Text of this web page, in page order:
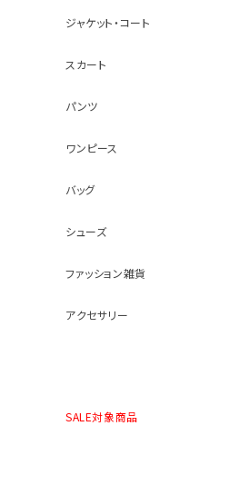
ジャケット・コート
スカート
パンツ
ワンピース
バッグ
シューズ
ファッション雑貨
アクセサリー
SALE対象商品